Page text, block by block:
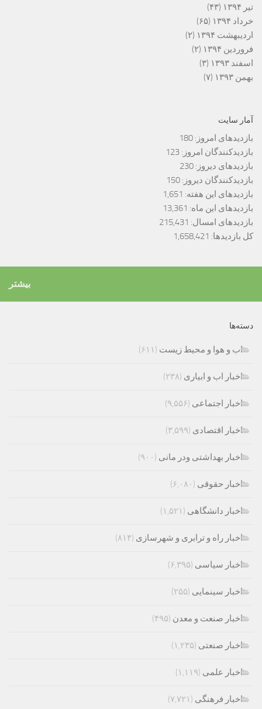
تیر ۱۳۹۴
(۴۳)
خرداد ۱۳۹۴
(۶۵)
اردیبهشت ۱۳۹۴
(۲)
فروردین ۱۳۹۴
(۲)
اسفند ۱۳۹۳
(۳)
بهمن ۱۳۹۳
(۷)
آمار سایت
بازدیدهای امروز: 180
بازدیدکنندگان امروز: 123
بازدیدهای دیروز: 230
بازدیدکنندگان دیروز: 150
بازدیدهای این هفته: 1,651
بازدیدهای این ماه: 13,361
بازدیدهای امسال: 215,431
کل بازدیدها: 1,658,421
بیشتر
دسته‌ها
اب و هوا و محیط زیست (۶۱۱)
اخبار اب و ابیاری (۲۳۸)
اخبار اجتماعی (۹,۵۵۶)
اخبار اقتصادی (۳,۵۹۹)
اخبار بهداشتی ودر مانی (۹۰۰)
اخبار حقوقی (۶,۰۸۰)
اخبار دانشگاهی (۱,۵۲۱)
اخبار راه و ترابری و شهرسازی (۸۱۴)
اخبار سیاسی (۶,۳۹۵)
اخبار سینمایی (۲۵۵)
اخبار صنعت و معدن (۴۹۵)
اخبار صنعتی (۱,۲۳۵)
اخبار علمی (۱,۱۱۹)
اخبار فرهنگی (۷,۷۲۱)